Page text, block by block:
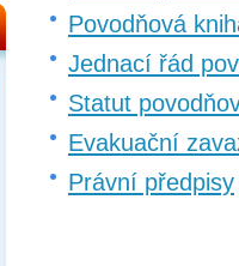
Povodňová
Jednací řád
Statut
Evakuační
Právní předpisy